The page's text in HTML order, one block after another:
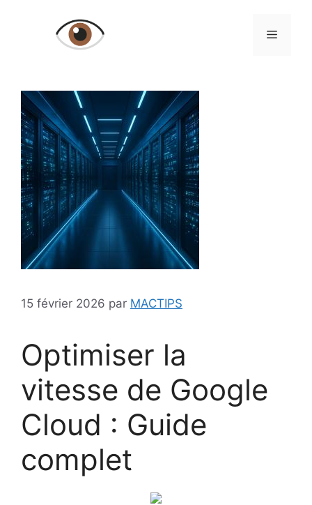
Menu
15 février 2026 par MACTIPS
Optimiser la
vitesse de Google
Cloud : Guide
complet